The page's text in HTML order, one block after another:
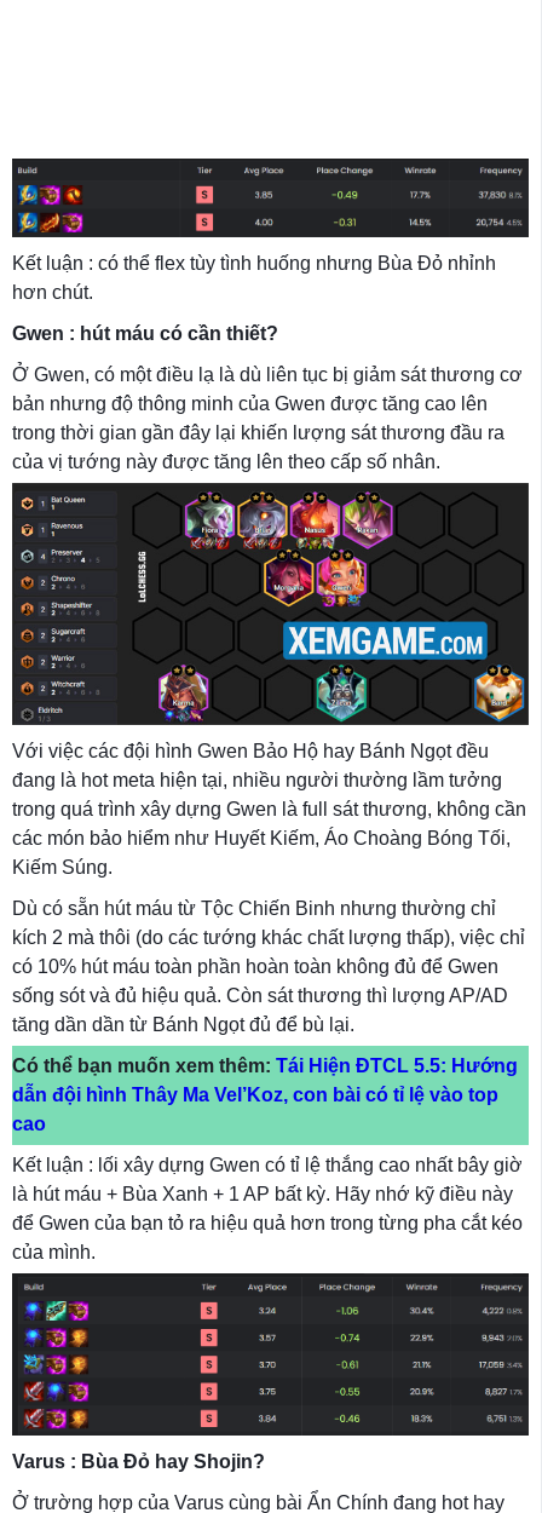
Kết luận : có thể flex tùy tình huống nhưng Bùa Đỏ nhỉnh
hơn chút.
Gwen : hút máu có cần thiết?
Ở Gwen, có một điều lạ là dù liên tục bị giảm sát thương cơ
bản nhưng độ thông minh của Gwen được tăng cao lên
trong thời gian gần đây lại khiến lượng sát thương đầu ra
của vị tướng này được tăng lên theo cấp số nhân.
Với việc các đội hình Gwen Bảo Hộ hay Bánh Ngọt đều
đang là hot meta hiện tại, nhiều người thường lầm tưởng
trong quá trình xây dựng Gwen là full sát thương, không cần
các món bảo hiểm như Huyết Kiếm, Áo Choàng Bóng Tối,
Kiếm Súng.
Dù có sẵn hút máu từ Tộc Chiến Binh nhưng thường chỉ
kích 2 mà thôi (do các tướng khác chất lượng thấp), việc chỉ
có 10% hút máu toàn phần hoàn toàn không đủ để Gwen
sống sót và đủ hiệu quả. Còn sát thương thì lượng AP/AD
tăng dần dần từ Bánh Ngọt đủ để bù lại.
Có thể bạn muốn xem thêm: Tái Hiện ĐTCL 5.5: Hướng
dẫn đội hình Thây Ma Vel’Koz, con bài có tỉ lệ vào top
cao
Kết luận : lối xây dựng Gwen có tỉ lệ thắng cao nhất bây giờ
là hút máu + Bùa Xanh + 1 AP bất kỳ. Hãy nhớ kỹ điều này
để Gwen của bạn tỏ ra hiệu quả hơn trong từng pha cắt kéo
của mình.
Varus : Bùa Đỏ hay Shojin?
Ở trường hợp của Varus cùng bài Ẩn Chính đang hot hay